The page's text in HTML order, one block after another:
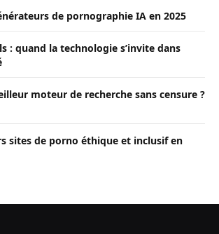
de pornographie IA en 2025
: quand la technologie s’invite dans
moteur de recherche sans censure ?
sites de porno éthique et inclusif en